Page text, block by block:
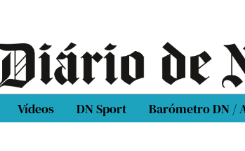
Vídeos DN Sport Barómetro DN /